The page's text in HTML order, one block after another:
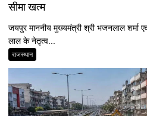
सीमा खत्म
जयपुर माननीय मुख्यमंत्री श्री भजनलाल शर्मा
लाल के नेतृत्व...
राजस्थान